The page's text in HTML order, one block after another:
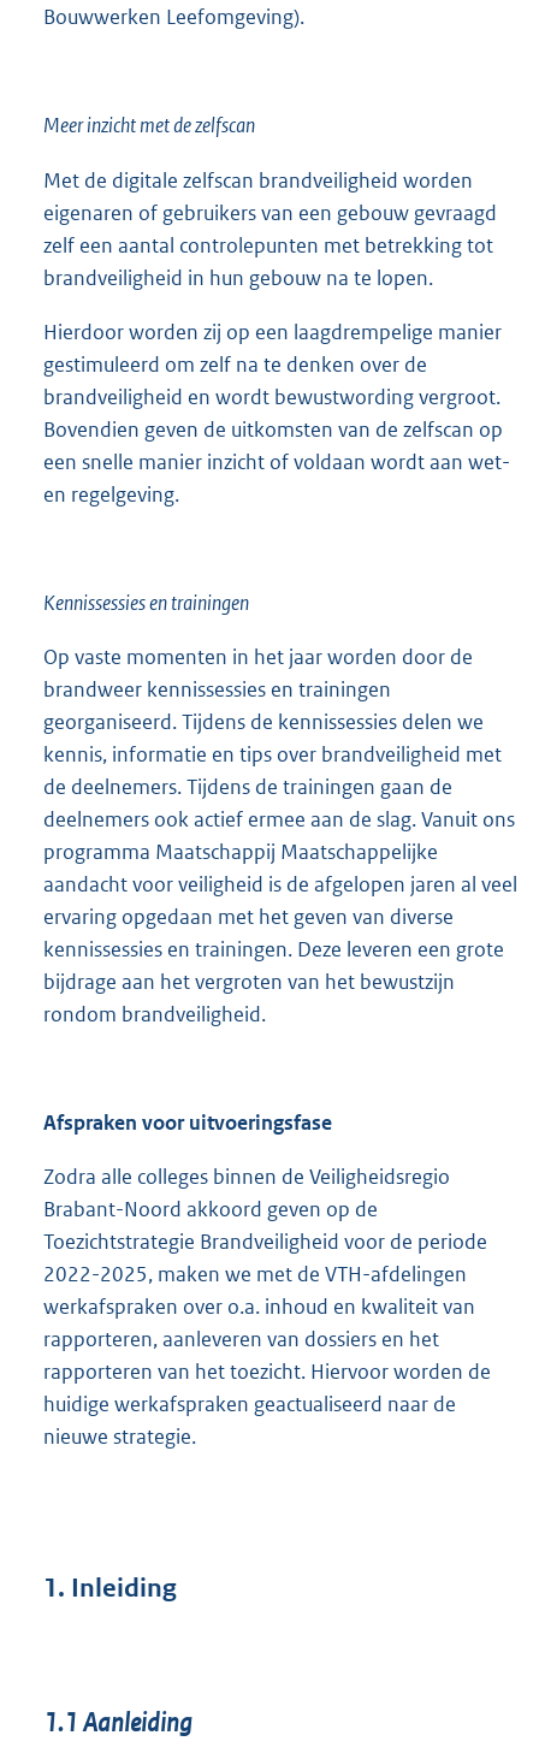
Bouwwerken Leefomgeving).
Meer inzicht met de zelfscan
Met de digitale zelfscan brandveiligheid worden
eigenaren of gebruikers van een gebouw gevraagd
zelf een aantal controlepunten met betrekking tot
brandveiligheid in hun gebouw na te lopen.
Hierdoor worden zij op een laagdrempelige manier
gestimuleerd om zelf na te denken over de
brandveiligheid en wordt bewustwording vergroot.
Bovendien geven de uitkomsten van de zelfscan op
een snelle manier inzicht of voldaan wordt aan wet-
en regelgeving.
Kennissessies en trainingen
Op vaste momenten in het jaar worden door de
brandweer kennissessies en trainingen
georganiseerd. Tijdens de kennissessies delen we
kennis, informatie en tips over brandveiligheid met
de deelnemers. Tijdens de trainingen gaan de
deelnemers ook actief ermee aan de slag. Vanuit ons
programma Maatschappij Maatschappelijke
aandacht voor veiligheid is de afgelopen jaren al veel
ervaring opgedaan met het geven van diverse
kennissessies en trainingen. Deze leveren een grote
bijdrage aan het vergroten van het bewustzijn
rondom brandveiligheid.
Afspraken voor uitvoeringsfase
Zodra alle colleges binnen de Veiligheidsregio
Brabant-Noord akkoord geven op de
Toezichtstrategie Brandveiligheid voor de periode
2022-2025, maken we met de VTH-afdelingen
werkafspraken over o.a. inhoud en kwaliteit van
rapporteren, aanleveren van dossiers en het
rapporteren van het toezicht. Hiervoor worden de
huidige werkafspraken geactualiseerd naar de
nieuwe strategie.
1. Inleiding
1.1 Aanleiding